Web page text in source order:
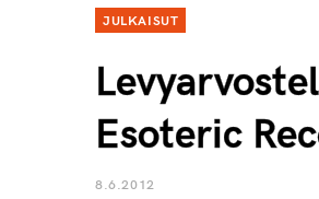
JULKAISUT
Esoteric
8.6.2012